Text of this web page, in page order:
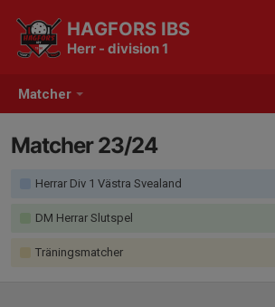
Matcher
HAGFORS IBS
Herr - division 1
Matcher 23/24
Herrar Div 1 Västra Svealand
DM Herrar Slutspel
Träningsmatcher